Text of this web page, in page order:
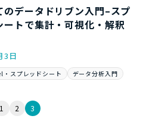
のデータドリブン入門–スプ
ートで集計・可視化・解釈
3日
・スプレッドシート データ分析入門
1 2 3